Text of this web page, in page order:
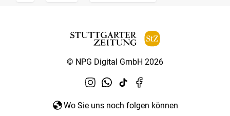
© NPG Digital GmbH 2026
Wo Sie uns noch folgen können